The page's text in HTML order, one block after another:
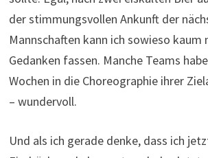
Eindrücken, da kommt noch das letzte
Ehren. Zum Heulen schön.
Nun wird’s Zeit für ein Fazit. Nein, für
Sportliches Fazit:
habe ich es geschafft – und alle